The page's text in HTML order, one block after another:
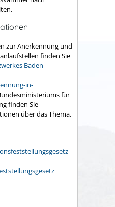
zur Anerkennung und
finden Sie
Baden-
in-
für
finden Sie
über das Thema.